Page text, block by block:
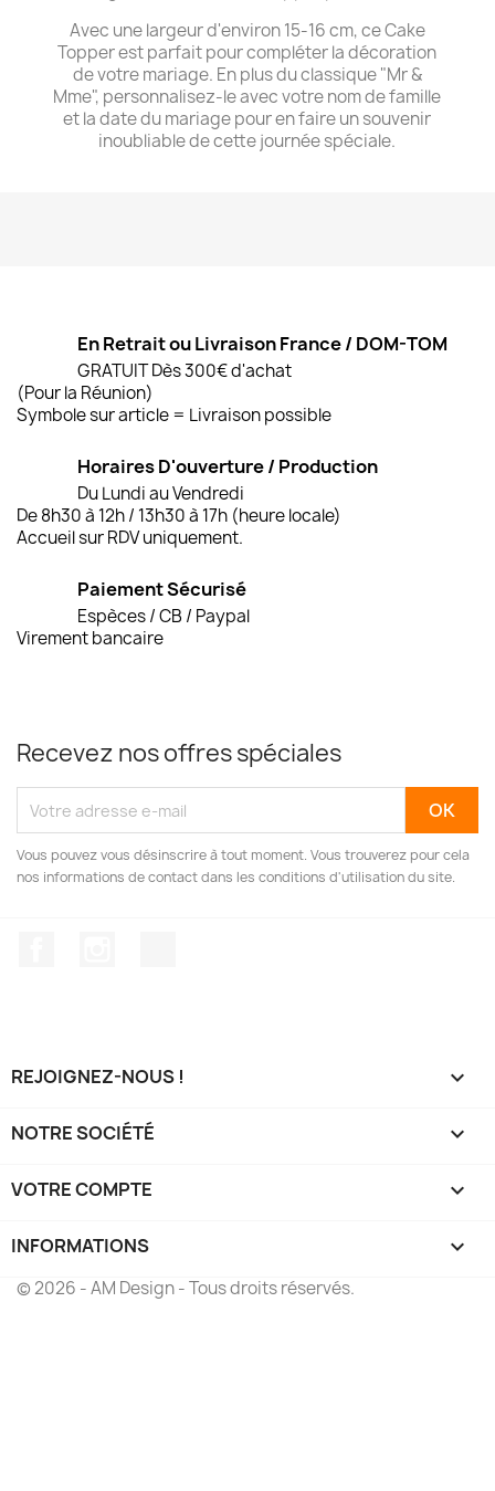
Avec une largeur d'environ 15-16 cm, ce Cake
Topper est parfait pour compléter la décoration
de votre mariage. En plus du classique "Mr &
Mme", personnalisez-le avec votre nom de famille
et la date du mariage pour en faire un souvenir
inoubliable de cette journée spéciale.
En Retrait ou Livraison France / DOM-TOM
GRATUIT Dès 300€ d'achat
(Pour la Réunion)
Symbole sur article = Livraison possible
Horaires D'ouverture / Production
Du Lundi au Vendredi
De 8h30 à 12h / 13h30 à 17h (heure locale)
Accueil sur RDV uniquement.
Paiement Sécurisé
Espèces / CB / Paypal
Virement bancaire
Recevez nos offres spéciales
Vous pouvez vous désinscrire à tout moment. Vous trouverez pour cela
nos informations de contact dans les conditions d'utilisation du site.
REJOIGNEZ-NOUS ! 
NOTRE SOCIÉTÉ 
VOTRE COMPTE 
INFORMATIONS keyboard_arrow_down
© 2026 - AM Design - Tous droits réservés.